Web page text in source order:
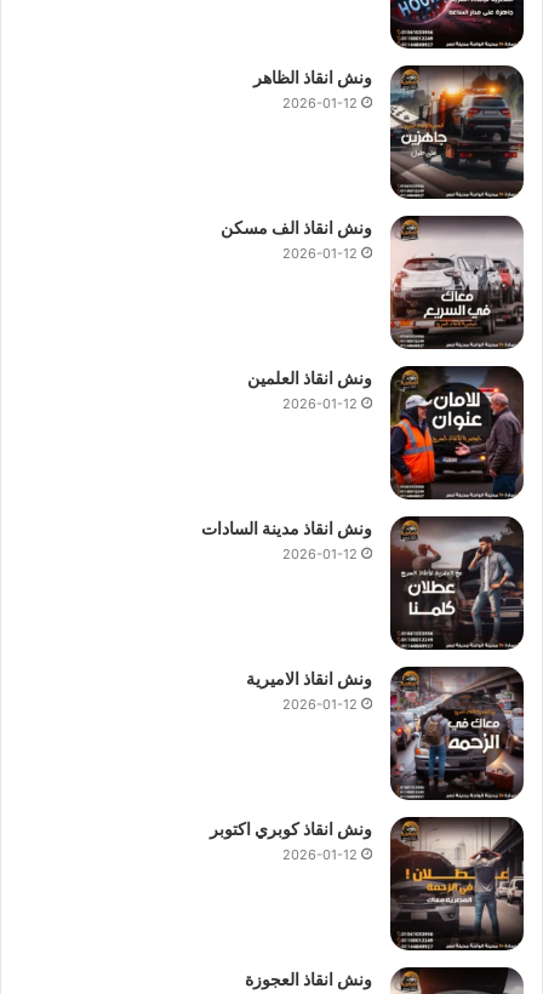
ونش انقاذ الظاهر
2026-01-12
ونش انقاذ الف مسكن
2026-01-12
ونش انقاذ العلمين
2026-01-12
ونش انقاذ مدينة السادات
2026-01-12
ونش انقاذ الاميرية
2026-01-12
ونش انقاذ كوبري اكتوبر
2026-01-12
ونش انقاذ العجوزة